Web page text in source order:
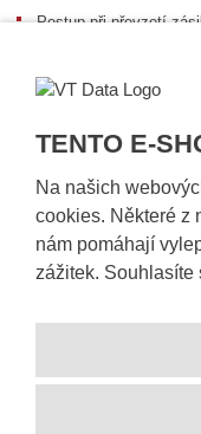
TENTO E-
Na našich
cookies. Některé z
nám pomáhají
zážitek.
Postup při převzetí
Obecné informace
Prohlášení o přístupnosti |